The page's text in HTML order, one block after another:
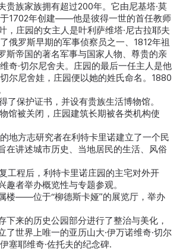
族家族拥有超过200年。它由尼基塔·莫
于1702年创建——他是彼得一世的首任教师
，庄园的女主人是叶利萨维塔·尼古拉耶夫
俄罗斯早期的军事侦察员之一、1812年祖
斯帝国的著名军事与国家人物、尊贵的亲
奇·切尔尼舍夫。庄园的最后一任主人是他
尔尼舍娃，庄园便以她的姓氏命名。1880
了保护证书，并设有贵族生活博物馆。
馆被关闭，庄园建筑长期被各类机构使
地方志研究者在利特卡里诺建立了一个民
在讲述城市历史、当地居民的生活、风俗
工程后，利特卡里诺庄园的主宅对外开
趣者举办概览性与专题参观。
楼——位于“柳德斯卡娅”的展览厅，举办
下来的历史公园部分进行了整治与美化，
了世界上唯一的亚历山大·伊万诺维奇·切尔
塞耶维奇·佐托夫的纪念碑.